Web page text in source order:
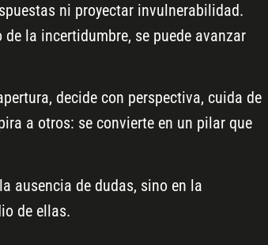
ni proyectar invulnerabilidad.
la incertidumbre, se puede avanzar
decide con perspectiva, cuida de
a otros: se convierte en un pilar que
ausencia de dudas, sino en la
de ellas.